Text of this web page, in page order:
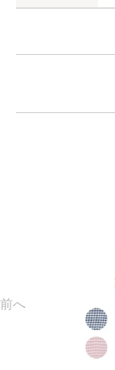
前へ